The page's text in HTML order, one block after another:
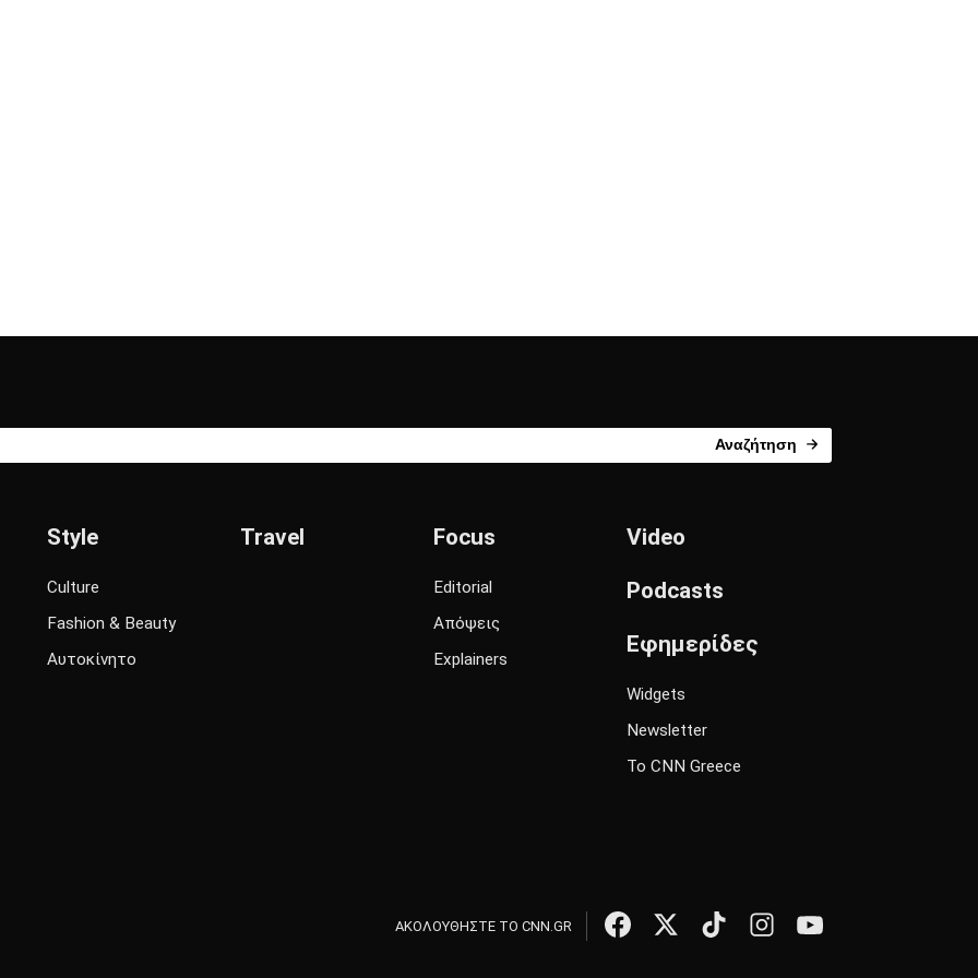
Αναζήτηση
Style
Culture
Fashion & Beauty
Αυτοκίνητο
Travel Focus
Editorial
Απόψεις
Explainers
Video
Podcasts
Εφημερίδες
Widgets
Newsletter
Το CNN Greece
ΑΚΟΛΟΥΘΗΣΤΕ ΤΟ CNN.GR